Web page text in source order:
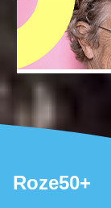
Roze50+